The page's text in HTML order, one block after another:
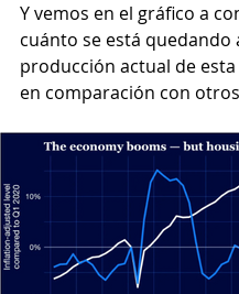
Y vemos en el gráfico a
cuánto se está quedando
producción actual de
en comparación con